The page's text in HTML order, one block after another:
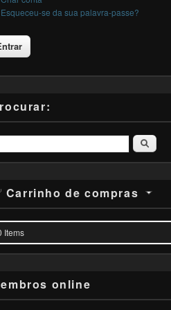
Esqueceu-se da sua palavra-passe?
Pesquisar
Carrinho de compras
Items
online